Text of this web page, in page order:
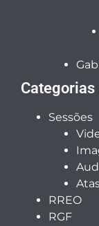
Categorias
Sessões
RREO
RGF